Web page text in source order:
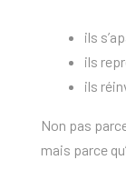
ils
ils
ils
Non pas
mais parce